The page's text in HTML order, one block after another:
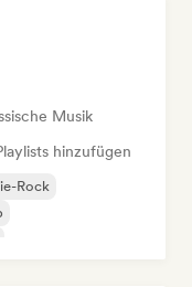
Musik
hinzufügen
Rock